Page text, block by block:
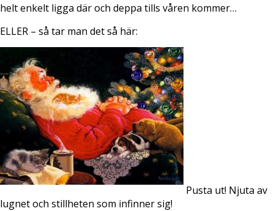
helt enkelt ligga där och deppa tills våren kommer…
ELLER – så tar man det så här:
Pusta ut! Njuta av
lugnet och stillheten som infinner sig!